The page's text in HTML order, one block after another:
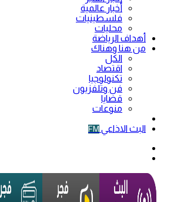
أخبار عالمية
فلسطينيات
محليات
أهداف الرياضة
من هنا وهناك
الكل
اقتصاد
تكنولوجيا
فن وتلفزيون
قضايا
منوعات
البث الاذاعي FM